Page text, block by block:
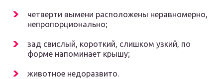
четверти вымени расположены неравномерно,
непропорционально;
зад свислый, короткий, слишком узкий, по
форме напоминает крышу;
животное недоразвито.